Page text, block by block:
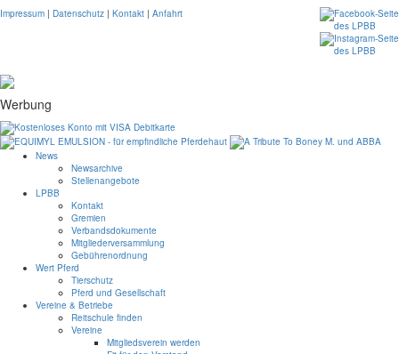
Impressum | Datenschutz | Kontakt | Anfahrt
Werbung
News
Newsarchive
Stellenangebote
LPBB
Kontakt
Gremien
Verbandsdokumente
Mitgliederversammlung
Gebührenordnung
Wert Pferd
Tierschutz
Pferd und Gesellschaft
Vereine & Betriebe
Reitschule finden
Vereine
Mitgliedsverein werden